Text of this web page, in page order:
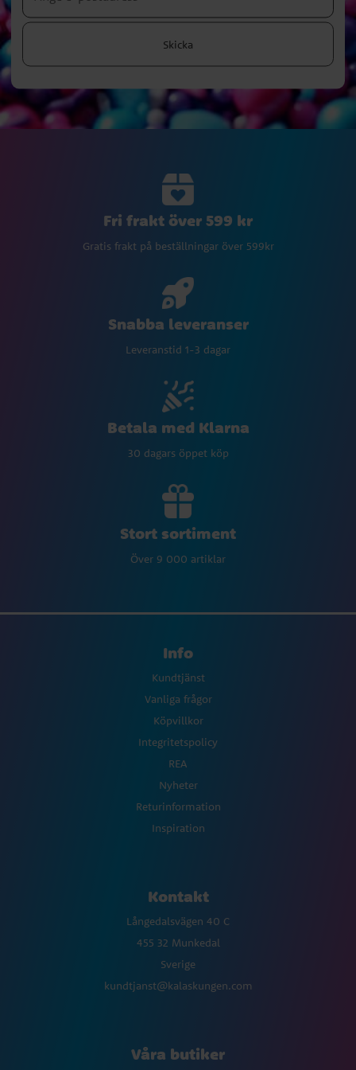
Skicka
Fri frakt över 599 kr
Gratis frakt på beställningar över 599kr
Snabba leveranser
Leveranstid 1-3 dagar
Betala med Klarna
30 dagars öppet köp
Stort sortiment
Över 9 000 artiklar
Info
Kundtjänst
Vanliga frågor
Köpvillkor
Integritetspolicy
REA
Nyheter
Returinformation
Inspiration
Kontakt
Långedalsvägen 40 C
455 32 Munkedal
Sverige
kundtjanst@kalaskungen.com
Våra butiker